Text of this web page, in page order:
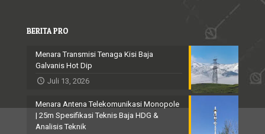
BERITA PRO
Menara Transmisi Tenaga Kisi Baja
Galvanis Hot Dip
Juli 13, 2026
Menara Antena Telekomunikasi Monopole
| 25m Spesifikasi Teknis Baja HDG &
Analisis Teknik